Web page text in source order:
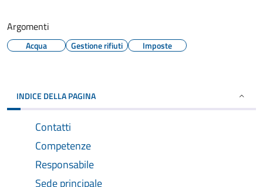
Argomenti
Acqua Gestione rifiuti Imposte
INDICE DELLA PAGINA
Contatti
Competenze
Responsabile
Sede principale